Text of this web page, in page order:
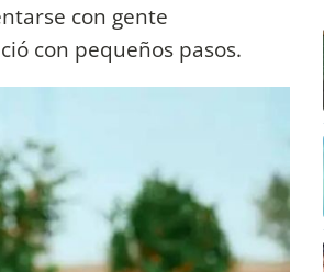
con gente
con pequeños pasos.